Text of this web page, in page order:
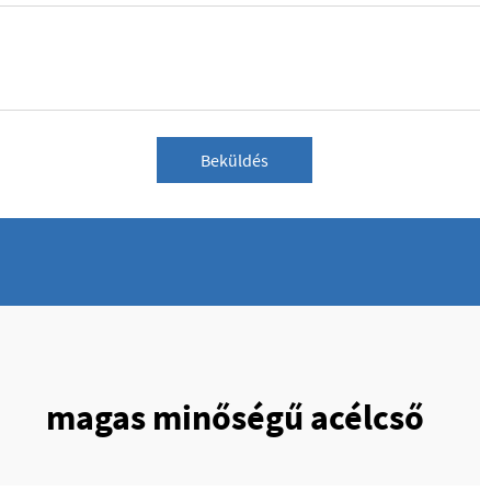
Beküldés
magas minőségű acélcső